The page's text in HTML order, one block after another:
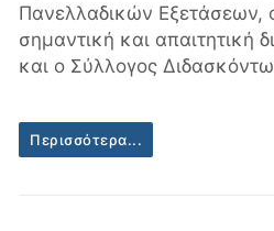
Πανελλαδικών Εξετάσεων,
σημαντική και απαιτητική
και ο Σύλλογος
Περισσότερα...